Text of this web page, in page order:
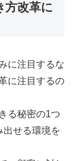
方改革に
に注目するな
に注目するの
る秘密の1つ
出せる環境を